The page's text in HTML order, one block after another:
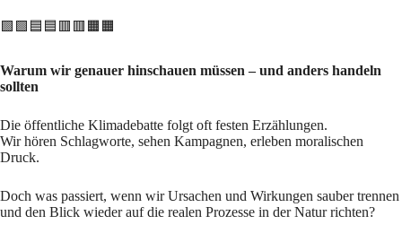
🟩🟩🟦🟦🟥🟥🟧🟧
Warum wir genauer hinschauen müssen – und anders handeln
sollten
Die öffentliche Klimadebatte folgt oft festen Erzählungen.
Wir hören Schlagworte, sehen Kampagnen, erleben moralischen
Druck.
Doch was passiert, wenn wir Ursachen und Wirkungen sauber trennen
und den Blick wieder auf die realen Prozesse in der Natur richten?